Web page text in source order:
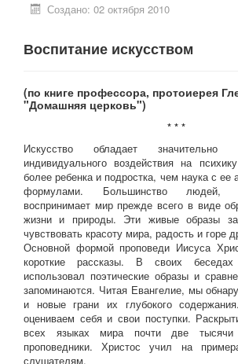
Создано: 02 октября 2010
Воспитание искусством
(по книге профессора, протоиерея
"Домашняя церковь")
* * *
Искусство обладает
индивидуального воздействия на
более ребенка и подростка, чем наука с ее
формулами. Большинство людей,
воспринимает мир прежде всего в виде
жизни и природы. Эти живые образы
чувствовать красоту мира, радость и горе
Основной формой проповеди Иисуса
короткие рассказы. В своих
использовал поэтические образы и
запоминаются. Читая Евангелие, мы
и новые грани их глубокого
оцениваем себя и свои поступки.
всех языках мира почти две тысячи
проповедники. Христос учил на
слушателям.